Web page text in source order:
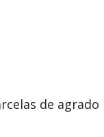
de agrado